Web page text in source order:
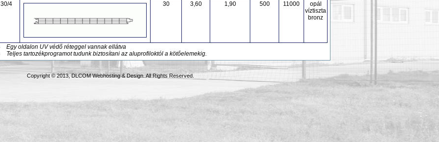
30/4 30 3,60 1,90 500 11000
opál
víztiszta
bronz
Egy oldalon UV védő réteggel vannak ellátva
Teljes tartozékprogramot tudunk biztosítani az aluprofiloktól a kötőelemekig.
Copyright © 2013, DLCOM Webhosting & Design. All Rights Reserved.